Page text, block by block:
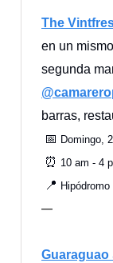
The
en un
segunda
barras,
📅 Domingo,
⏰ 10 am - 4
📍
—
Guaraguao